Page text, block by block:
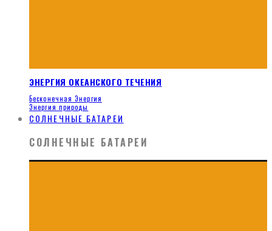
ЭНЕРГИЯ ОКЕАНСКОГО ТЕЧЕНИЯ
Бесконечная Энергия
Энергия природы
СОЛНЕЧНЫЕ БАТАРЕИ
СОЛНЕЧНЫЕ БАТАРЕИ